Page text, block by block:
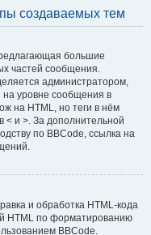
создаваемых тем
большие
частей сообщения.
администратором,
на уровне сообщения в
на HTML, но теги в нём
< и >. За дополнительной
по BBCode, ссылка на
и обработка HTML-кода
HTML по форматированию
BBCode.